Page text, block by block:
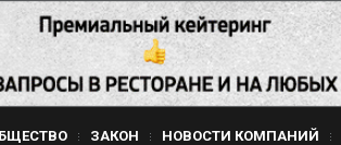
ЗАКОН НОВОСТИ КОМПАНИЙ